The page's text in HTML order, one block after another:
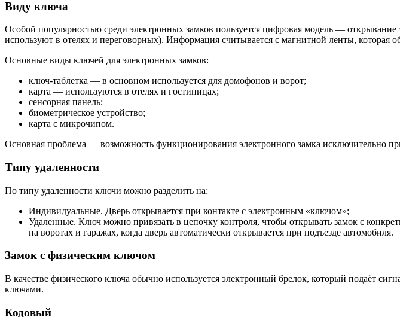
Виду ключа
Особой популярностью среди электронных замков пользуется цифровая модель —
используют в отелях и переговорных). Информация считывается с магнитной ленты, которая
Основные виды ключей для электронных замков:
ключ-таблетка — в основном используется для домофонов и ворот;
карта — используются в отелях и гостиницах;
сенсорная панель;
биометрическое устройство;
карта с микрочипом.
Основная проблема — возможность функционирования электронного замка исключительно
Типу удаленности
По типу удаленности ключи можно разделить на:
Индивидуальные. Дверь открывается при контакте с электронным «ключом»;
Удаленные. Ключ можно привязать в цепочку контроля, чтобы открывать замок с
на воротах и гаражах, когда дверь автоматически открывается при подъезде автомобиля.
Замок с физическим ключом
В качестве физического ключа обычно используется электронный брелок, который подаёт
ключами.
Кодовый